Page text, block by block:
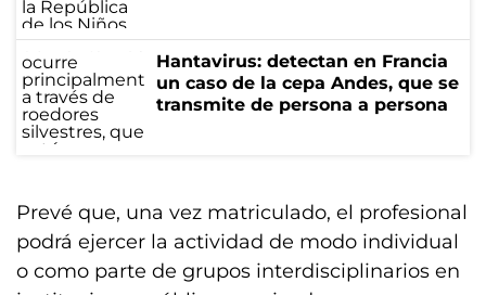
Hantavirus: detectan en Francia
un caso de la cepa Andes, que se
transmite de persona a persona
Prevé que, una vez matriculado, el profesional
podrá ejercer la actividad de modo individual
o como parte de grupos interdisciplinarios en